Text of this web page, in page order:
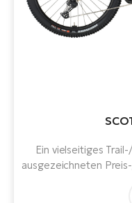
Ein vielseitiges
ausgezeichneten
Gang-Schaltung.